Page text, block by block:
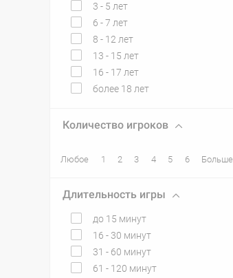
3 - 5 лет
6 - 7 лет
8 - 12 лет
13 - 15 лет
16 - 17 лет
более 18 лет
Количество игроков
Любое 1 2 3 4 5 6 Больше
Длительность игры
до 15 минут
16 - 30 минут
31 - 60 минут
61 - 120 минут